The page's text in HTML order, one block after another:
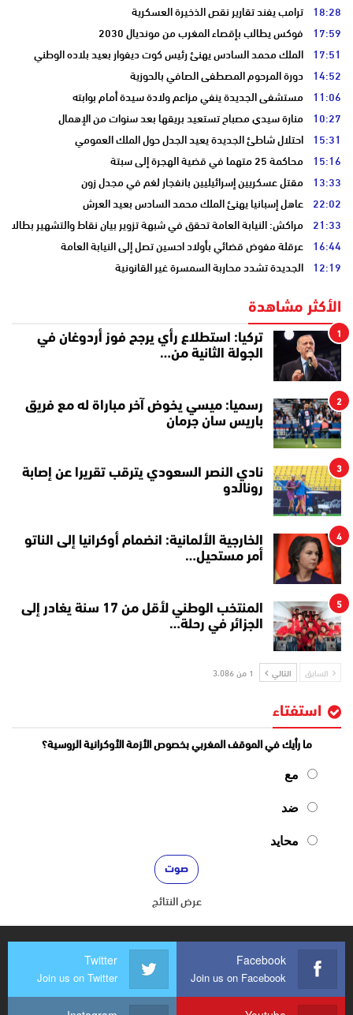
18:28 ترامب يفند تقارير نقص الذخيرة العسكرية
17:59 فوكس يطالب بإقصاء المغرب من مونديال 2030
17:51 الملك محمد السادس يهنئ رئيس كوت ديفوار بعيد بلاده الوطني
14:52 دورة المرحوم المصطفى الصافي بالحوزية
11:06 مستشفى الجديدة ينفي مزاعم ولادة سيدة أمام بوابته
10:27 منارة سيدي مصباح تستعيد بريقها بعد سنوات من الإهمال
15:31 احتلال شاطئ الجديدة يعيد الجدل حول الملك العمومي
15:16 محاكمة 25 متهما في قضية الهجرة إلى سبتة
13:33 مقتل عسكريين إسرائيليين بانفجار لغم في مجدل زون
22:02 عاهل إسبانيا يهنئ الملك محمد السادس بعيد العرش
21:33 مراكش: النيابة العامة تحقق في شبهة تزوير بيان نقاط والتشهير بطالب
16:44 عرقلة مفوض قضائي بأولاد احسين تصل إلى النيابة العامة
12:19 الجديدة تشدد محاربة السمسرة غير القانونية
الأكثر مشاهدة
1
تركيا: استطلاع رأي يرجح فوز أردوغان في
الجولة الثانية من…
2
رسميا: ميسي يخوض آخر مباراة له مع فريق
باريس سان جرمان
3
نادي النصر السعودي يترقب تقريرا عن إصابة
رونالدو
4
الخارجية الألمانية: انضمام أوكرانيا إلى الناتو
أمر مستحيل…
5
المنتخب الوطني لأقل من 17 سنة يغادر إلى
الجزائر في رحلة…
السابق التالي 1 من 3٬086
استفتاء
ما رأيك في الموقف المغربي بخصوص الأزمة الأوكرانية الروسية؟
مع
ضد
محايد
عرض النتائج
Facebook
Join us on Facebook
Twitter
Join us on Twitter